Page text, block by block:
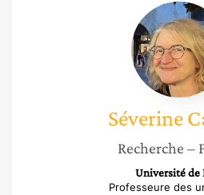
Séverine
Recherche –
Université de
Professeure des